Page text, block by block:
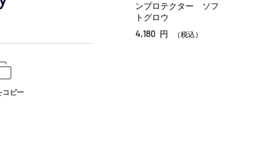
コピー
ンプロテクター ソフ
トグロウ
4,180 円 （税込）